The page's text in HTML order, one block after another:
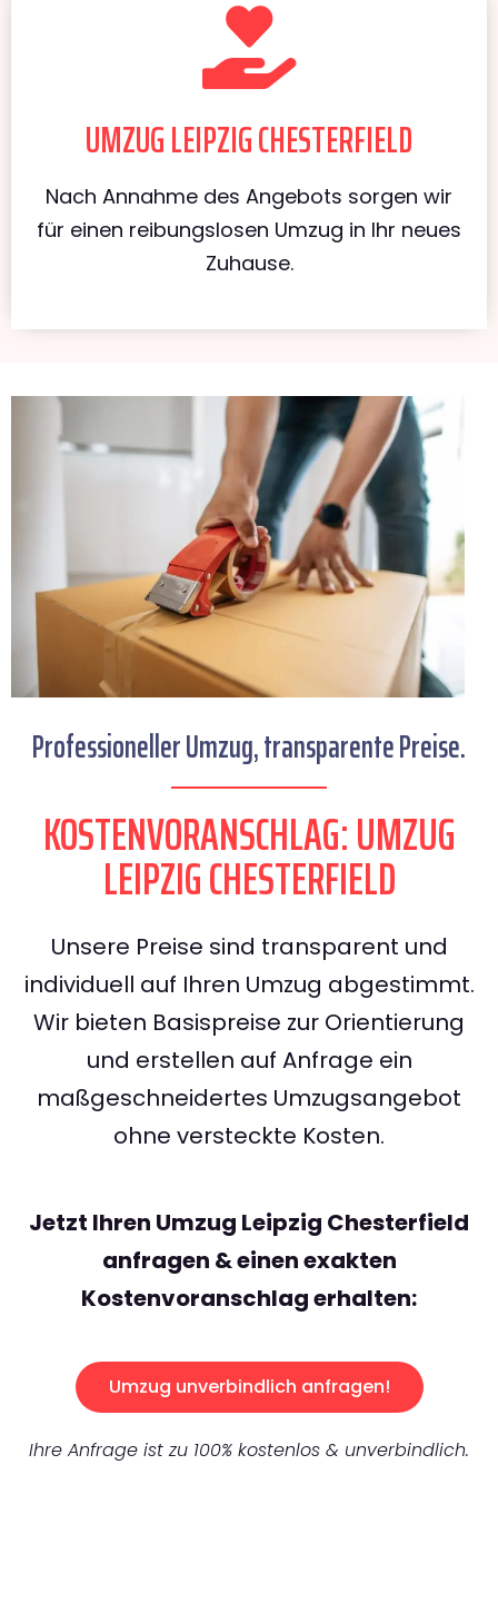
UMZUG LEIPZIG CHESTERFIELD
Nach Annahme des Angebots sorgen wir
für einen reibungslosen Umzug in Ihr neues
Zuhause.
Professioneller Umzug, transparente Preise.
KOSTENVORANSCHLAG: UMZUG
LEIPZIG CHESTERFIELD
Unsere Preise sind transparent und
individuell auf Ihren Umzug abgestimmt.
Wir bieten Basispreise zur Orientierung
und erstellen auf Anfrage ein
maßgeschneidertes Umzugsangebot
ohne versteckte Kosten.
Jetzt Ihren Umzug Leipzig Chesterfield
anfragen & einen exakten
Kostenvoranschlag erhalten:
Umzug unverbindlich anfragen!
Ihre Anfrage ist zu 100% kostenlos & unverbindlich.